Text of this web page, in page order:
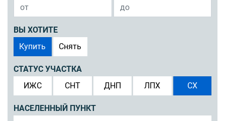
ВЫ ХОТИТЕ
Купить
Снять
СТАТУС УЧАСТКА
ИЖС
СНТ ДНП ЛПХ СХ
НАСЕЛЕННЫЙ ПУНКТ